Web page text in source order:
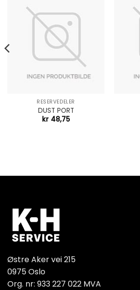
RESERVEDELER
DUST PORT
kr 48,75
Østre Aker vei 215
0975 Oslo
Org. nr: 933 227 022 MVA